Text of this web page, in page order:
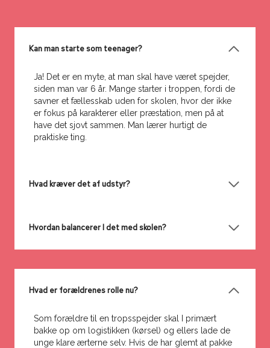
Kan man starte som teenager?
Ja! Det er en myte, at man skal have været spejder,
siden man var 6 år. Mange starter i troppen, fordi de
savner et fællesskab uden for skolen, hvor der ikke
er fokus på karakterer eller præstation, men på at
have det sjovt sammen. Man lærer hurtigt de
praktiske ting.
Hvad kræver det af udstyr?
Hvordan balancerer I det med skolen?
Hvad er forældrenes rolle nu?
Som forældre til en tropsspejder skal I primært
bakke op om logistikken (kørsel) og ellers lade de
unge klare ærterne selv. Hvis de har glemt at pakke